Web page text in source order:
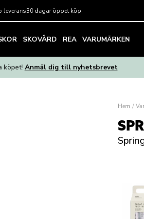
leverans30 dagar öppet köp
SKOVÅRD REA VARUMÄRKEN
köpet! Anmäl dig till nyhetsbrevet
Hem /